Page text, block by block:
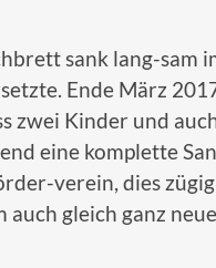
sank lang-sam
Ende März
zwei Kinder und
eine komplette
verein, dies
gleich ganz